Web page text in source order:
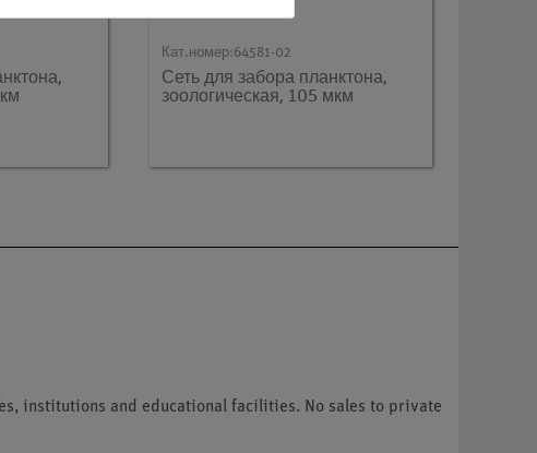
Кат.номер:64581-02
Сеть для забора планктона,
зоологическая, 105 мкм
institutions and educational facilities. No sales to private